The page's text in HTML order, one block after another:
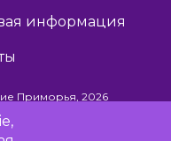
информация
Приморья, 2026